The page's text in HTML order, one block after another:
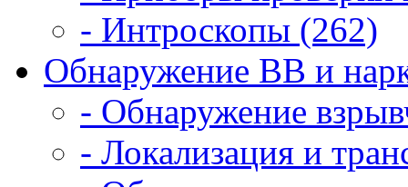
- Интроскопы (262)
Обнаружение ВВ и
- Обнаружение
- Локализация и